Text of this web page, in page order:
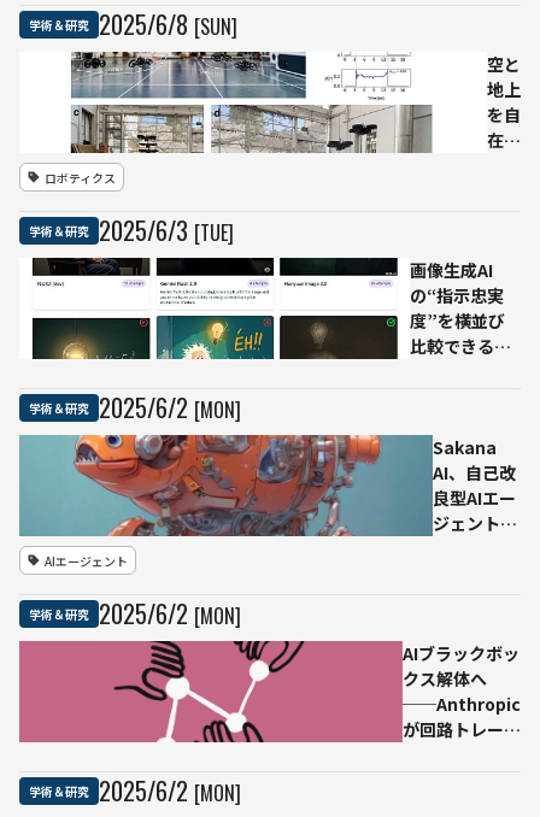
──視
線・
手・心
拍をリ
プロト
タイプ
学術＆研究 2025/6/8 [SUN]
空と
地上
を自
在に
ト
──
カリ
フォ
学の
研究
チー
ムが
ォボ
ト」
を発
ロボティクス
学術＆研究 2025/6/3 [TUE]
画像生成AI
の“指示忠実
度”を横並び
比較できるサ
Showdown」
が提供する客
観的な性能比
較ツール
学術＆研究 2025/6/2 [MON]
Sakana
AI、自己改
良型AIエー
ジェント
らコードを
書き換え、
性能を30ポ
イント向上
AIエージェント
学術＆研究 2025/6/2 [MON]
AIブラックボッ
クス解体へ
──Anthropic
が回路トレース
学術＆研究 2025/6/2 [MON]